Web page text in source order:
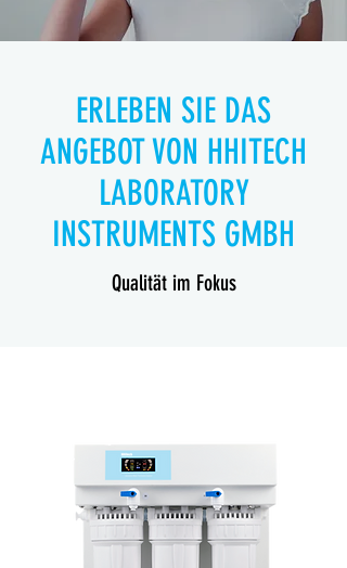
ERLEBEN SIE DAS
ANGEBOT VON HHITECH
LABORATORY
INSTRUMENTS GMBH
Qualität im Fokus